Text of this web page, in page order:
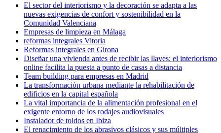
El sector del interiorismo y la decoración se adapta a las
nuevas exigencias de confort y sostenibilidad en la
Comunidad Valenciana
Empresas de limpieza en Málaga
reformas integrales Vitoria
Reformas integrales en Girona
Diseñar una vivienda antes de recibir las llaves: el interiorismo
online facilita la puesta a punto de casas a distancia
Team building para empresas en Madrid
La transformación urbana mediante la rehabilitación de
edificios en la capital española
La vital importancia de la alimentación profesional en el
exigente entorno de los rodajes audiovisuales
Instalador de toldos en Ibiza
El renacimiento de los abrasivos clásicos y sus múltiples